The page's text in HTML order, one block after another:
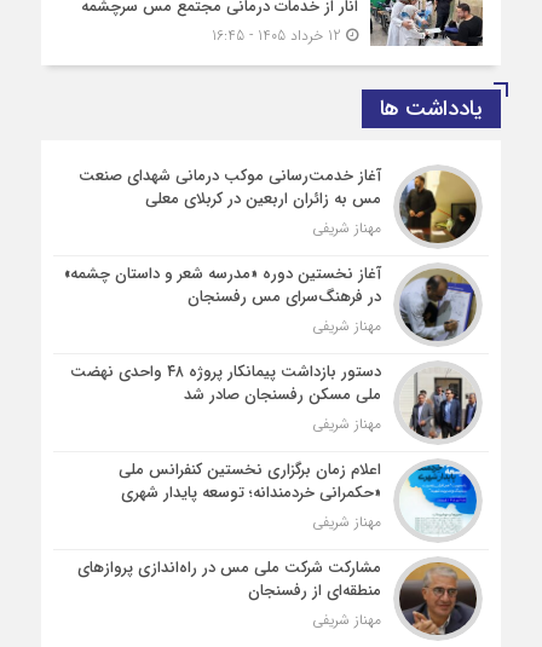
انار از خدمات درمانی مجتمع مس سرچشمه
یادداشت ها
آغاز خدمت‌رسانی موکب درمانی شهدای صنعت
مس به زائران اربعین در کربلای معلی
مهناز شریفی
آغاز نخستین دوره «مدرسه شعر و داستان چشمه»
در فرهنگ‌سرای مس رفسنجان
مهناز شریفی
دستور بازداشت پیمانکار پروژه ۴۸ واحدی نهضت
ملی مسکن رفسنجان صادر شد
مهناز شریفی
اعلام زمان برگزاری نخستین کنفرانس ملی
«حکمرانی خردمندانه؛ توسعه پایدار شهری
مهناز شریفی
مشارکت شرکت ملی مس در راه‌اندازی پروازهای
منطقه‌ای از رفسنجان
مهناز شریفی